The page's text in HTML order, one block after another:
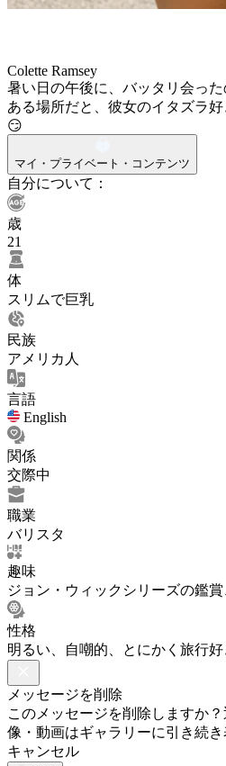
Colette Ramsey
暑い日の午後に、バッタリ会っ
ある場所だと、彼女のイタズラ
😏
マイ・プライベート・コンテンツ
自分について：
歳
21
体
スリムで巨乳
民族
アメリカ人
言語
English
関係
交際中
職業
バリスタ
趣味
ジョン・ウィックシリーズの鑑
性格
明るい、自嘲的、とにかく旅行好
メッセージを削除
このメッセージを削除しますか
像・動画はギャラリーに引き続き
キャンセル